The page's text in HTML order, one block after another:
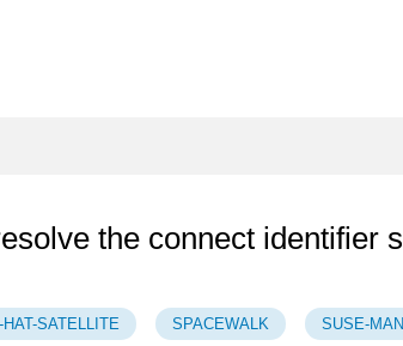
the connect identifier
HAT-SATELLITE SPACEWALK SUSE-